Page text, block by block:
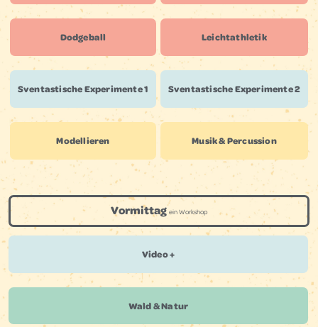
Dodgeball
Sven­tastische Experi­mente 1
Modellieren
Leichtathletik
Sven­tastische Experi­mente 2
Musik & Percussion
Vormittagein Workshop
Video +
Wald & Natur